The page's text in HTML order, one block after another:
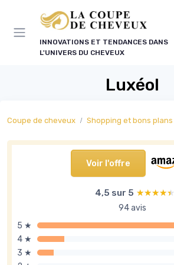
INNOVATIONS ET TENDANCES DANS
L'UNIVERS DU CHEVEUX
Luxéol
Coupe de cheveux Shopping et bons plans
Voir l'offre
4,5 sur 5 ★★★★★
★★★★★
94 avis
5 ★
4 ★
3 ★